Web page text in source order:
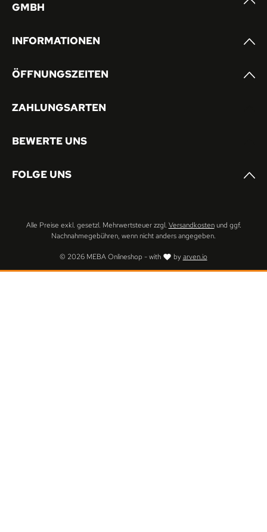
GMBH
INFORMATIONEN
ÖFFNUNGSZEITEN
ZAHLUNGSARTEN
BEWERTE UNS
FOLGE UNS
© 2026 MEBA Onlineshop - with byarven.io
Alle Preise exkl. gesetzl. Mehrwertsteuer zzgl. Versandkostenund ggf.
Nachnahmegebühren, wenn nicht anders angegeben.